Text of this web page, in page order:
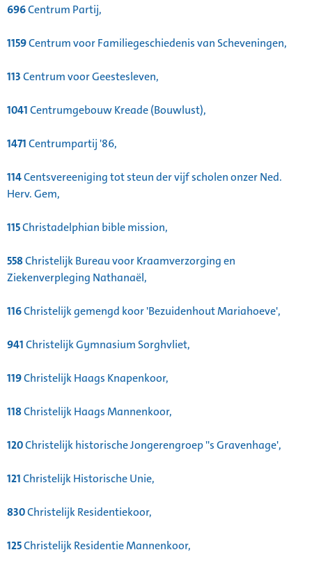
696Centrum Partij,
1159Centrum voor Familiegeschiedenis van Scheveningen,
113Centrum voor Geestesleven,
1041Centrumgebouw Kreade (Bouwlust),
1471Centrumpartij '86,
114Centsvereeniging tot steun der vijf scholen onzer Ned.
Herv. Gem,
115Christadelphian bible mission,
558Christelijk Bureau voor Kraamverzorging en
Ziekenverpleging Nathanaël,
116Christelijk gemengd koor 'Bezuidenhout Mariahoeve',
941Christelijk Gymnasium Sorghvliet,
119Christelijk Haags Knapenkoor,
118Christelijk Haags Mannenkoor,
120Christelijk historische Jongerengroep ''s Gravenhage',
121Christelijk Historische Unie,
830Christelijk Residentiekoor,
125Christelijk Residentie Mannenkoor,